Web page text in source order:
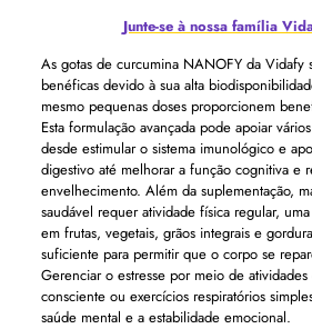
Junte-se à nossa família
As gotas de curcumina NANOFY da Vidafy
benéficas devido à sua alta
mesmo pequenas doses proporcionem
Esta formulação avançada pode apoiar
desde estimular o sistema imunológico e
digestivo até melhorar a função cognitiva e
envelhecimento. Além da suplementação,
saudável requer atividade física regular,
em frutas, vegetais, grãos integrais e
suficiente para permitir que o corpo se
Gerenciar o estresse por meio de
consciente ou exercícios respiratórios
saúde mental e a estabilidade emocional.